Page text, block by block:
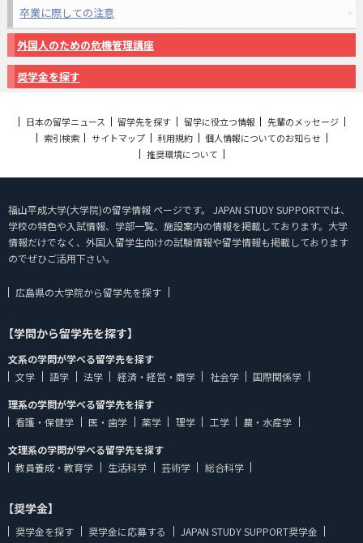
卒業に際しての注意
外国人のための危機管理講座
奨学金を探す
日本の留学ニュース 留学先を探す 留学に役立つ情報
先輩のメッセージ
索引検索
サイトマップ 利用規約
個人情報についてのお知らせ
推奨環境について
福山平成大学(大学院)の留学情報 ページです。 JAPAN STUDY SUPPORTでは、
学校の特色や入試情報、学部一覧、施設案内の情報を掲載しております。大学
情報だけでなく、外国人留学生向けの試験情報や留学情報も掲載しております
のでぜひご活用下さい。
広島県の大学院から留学先を探す
【学問から留学先を探す】
文系の学問が学べる留学先を探す
文学
語学 法学 経済・経営・商学 社会学
国際関係学
理系の学問が学べる留学先を探す
看護・保健学
医・歯学 薬学 理学 工学
農・水産学
文理系の学問が学べる留学先を探す
教員養成・教育学
生活科学 芸術学 総合科学
【奨学金】
奨学金を探す 奨学金に応募する JAPAN STUDY SUPPORT奨学金